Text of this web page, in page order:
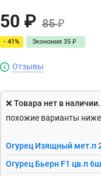
50 ₽ 85₽
- 41% Экономия 35 ₽
Отзывы
❌ Товара нет в наличии.
похожие варианты
Огурец Изящный мет.п
Огурец Бьерн F1 цв.п